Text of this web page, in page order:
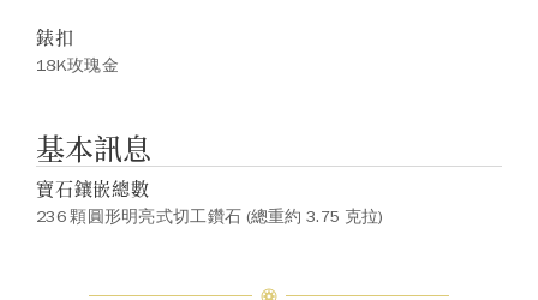
錶扣
18K玫瑰金
基本訊息
寶石鑲嵌總數
236 顆圓形明亮式切工鑽石 (總重約 3.75 克拉)